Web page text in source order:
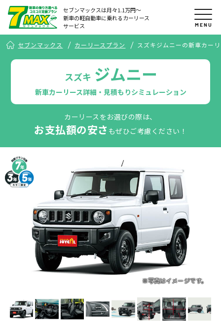
セブンマックスは月々1.1万円〜
新車の軽自動車に乗れるカーリース
サービス
MENU
セブンマックス カーリースプラン スズキジムニーの新車カー
スズキ ジムニー
新車カーリース詳細・見積もりシミュレーション
カーリースをお選びの際は、
お支払額の安さ もぜひご考慮ください！